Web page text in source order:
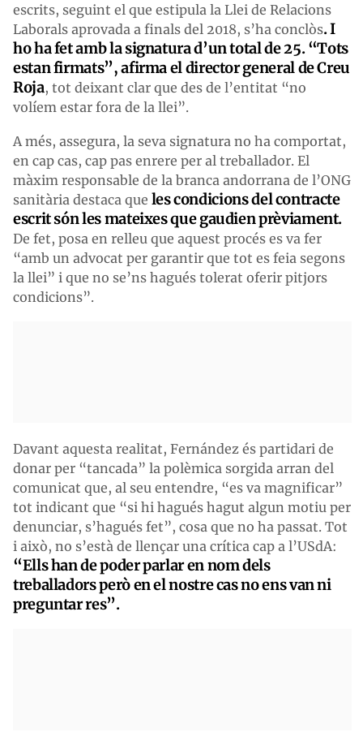
escrits, seguint el que estipula la Llei de Relacions
Laborals aprovada a finals del 2018, s’ha conclòs. I
ho ha fet amb la signatura d’un total de 25. “Tots
estan firmats”, afirma el director general de Creu
Roja, tot deixant clar que des de l’entitat “no
volíem estar fora de la llei”.
A més, assegura, la seva signatura no ha comportat,
en cap cas, cap pas enrere per al treballador. El
màxim responsable de la branca andorrana de l’ONG
sanitària destaca que les condicions del contracte
escrit són les mateixes que gaudien prèviament.
De fet, posa en relleu que aquest procés es va fer
“amb un advocat per garantir que tot es feia segons
la llei” i que no se’ns hagués tolerat oferir pitjors
condicions”.
Davant aquesta realitat, Fernández és partidari de
donar per “tancada” la polèmica sorgida arran del
comunicat que, al seu entendre, “es va magnificar”
tot indicant que “si hi hagués hagut algun motiu per
denunciar, s’hagués fet”, cosa que no ha passat. Tot
i això, no s’està de llençar una crítica cap a l’USdA:
“Ells han de poder parlar en nom dels
treballadors però en el nostre cas no ens van ni
preguntar res”.